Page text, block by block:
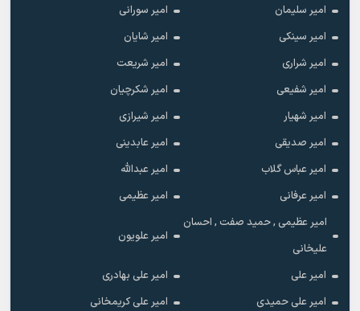
امیر سلیمان
امیر سورانی
امیر سینکی
امیر شایان
امیر شراری
امیر شریعت
امیر شفیعی
امیر شکرچیان
امیر شهیار
امیر شیرازی
امیر صدیقی
امیر عابدینی
امیر عباس گلاب
امیر عبدالله
امیر عرفانی
امیر عظیمی
امیر عظیمی , حمید صفت , احسان
علیخانی
امیر علویون
امیر علی
امیر علی بهادری
امیر علی حمیدی
امیر علی کریمخانی